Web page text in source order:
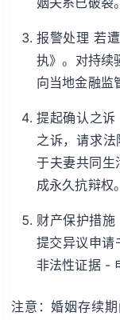
报警处理 若
执》。对持续
向当地金融监
提起确认之诉
之诉，请求
于夫妻共同
成永久抗辩权。
财产保护措
提交异议申
非法性证据 -
注意：婚姻存续